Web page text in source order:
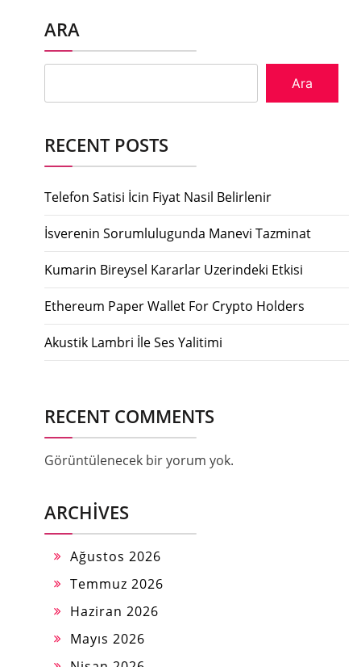
ARA
Ara
RECENT POSTS
Telefon Satisi İcin Fiyat Nasil Belirlenir
İsverenin Sorumlulugunda Manevi Tazminat
Kumarin Bireysel Kararlar Uzerindeki Etkisi
Ethereum Paper Wallet For Crypto Holders
Akustik Lambri İle Ses Yalitimi
RECENT COMMENTS
Görüntülenecek bir yorum yok.
ARCHIVES
Ağustos 2026
Temmuz 2026
Haziran 2026
Mayıs 2026